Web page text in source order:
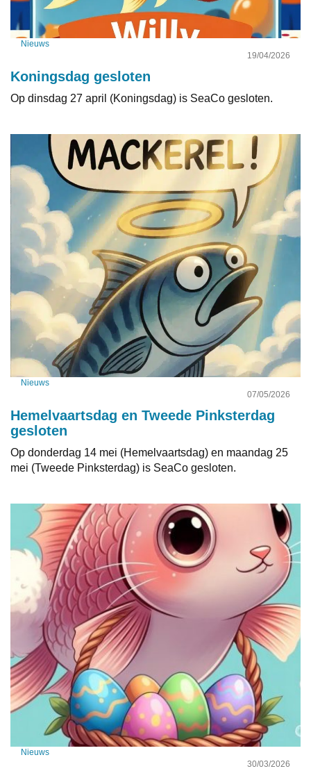
Nieuws
19/04/2026
Koningsdag gesloten
Op dinsdag 27 april (Koningsdag) is SeaCo gesloten.
Nieuws
07/05/2026
Hemelvaartsdag en Tweede Pinksterdag
gesloten
Op donderdag 14 mei (Hemelvaartsdag) en maandag 25
mei (Tweede Pinksterdag) is SeaCo gesloten.
Nieuws
30/03/2026